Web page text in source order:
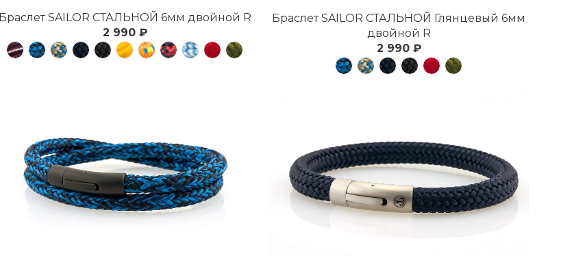
Браслет SAILOR СТАЛЬНОЙ 6мм двойной R
2 990 ₽
Браслет SAILOR СТАЛЬНОЙ Глянцевый 6мм
двойной R
2 990 ₽